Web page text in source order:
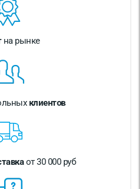
на рынке
клиентов
от 30 000 руб